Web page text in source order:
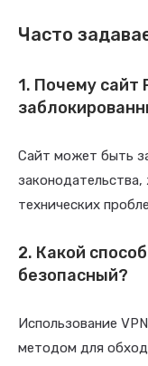
Часто
1. Почему сайт
Сайт может быть
технических
2. Какой
безопасный?
Использование
методом для